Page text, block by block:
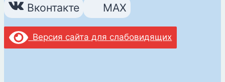
Вконтакте MAX
Версия сайта для слабовидящих